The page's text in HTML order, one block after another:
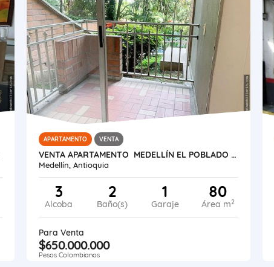
APARTAMENTO VENTA
VENTA APARTAMENTO MEDELLÍN EL POBLADO SANTA MARÍA ANGELES
Medellín, Antioquia
3
Alcoba
2
Baño(s)
1
Garaje
80
Área m2
Para Venta
$650.000.000
Pesos Colombianos